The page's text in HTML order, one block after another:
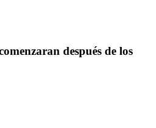
después de los